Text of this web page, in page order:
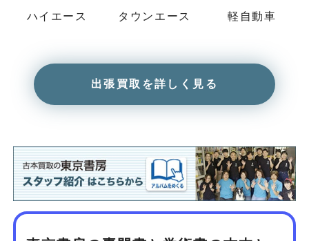
ハイエース タウンエース 軽自動車
出張買取を詳しく見る